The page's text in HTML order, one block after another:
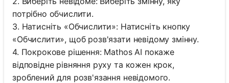
потрібно обчислити.
3. Натисніть «Обчислити»: Натисніть кнопку
«Обчислити», щоб розв'язати невідому змінну.
4. Покрокове рішення: Mathos AI покаже
відповідне рівняння руху та кожен крок,
зроблений для розв'язання невідомого.